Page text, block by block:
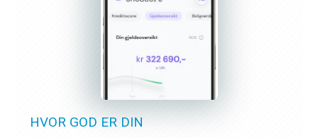
HVOR GOD ER DIN